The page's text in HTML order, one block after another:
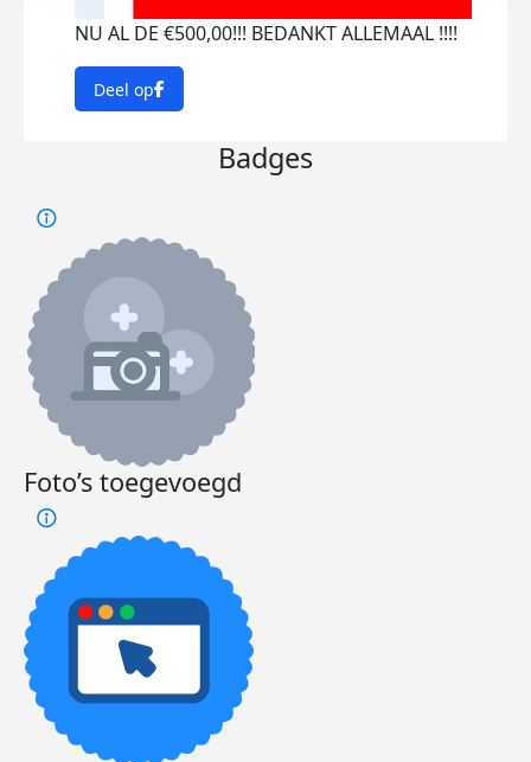
NU AL DE €500,00!!! BEDANKT ALLEMAAL !!!!
Deel op
Badges
Foto’s toegevoegd